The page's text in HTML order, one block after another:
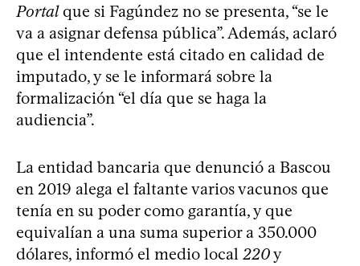
Portalque si Fagúndez no se presenta, “se le
va a asignar defensa pública”. Además, aclaró
que el intendente está citado en calidad de
imputado, y se le informará sobre la
formalización “el día que se haga la
audiencia”.
La entidad bancaria que denunció a Bascou
en 2019 alega el faltante varios vacunos que
tenía en su poder como garantía, y que
equivalían a una suma superior a 350.000
dólares, informó el medio local 220y